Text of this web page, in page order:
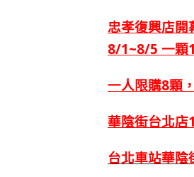
忠孝復興店開
8/1~8/5 一顆
一人限購8顆
華陰街台北店
台北車站華陰